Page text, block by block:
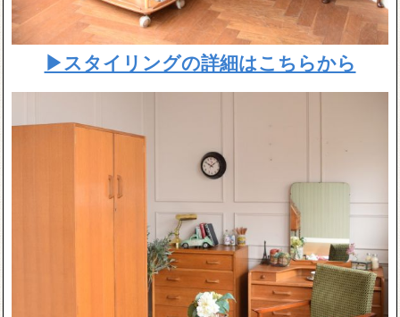
▶スタイリングの詳細はこちらから